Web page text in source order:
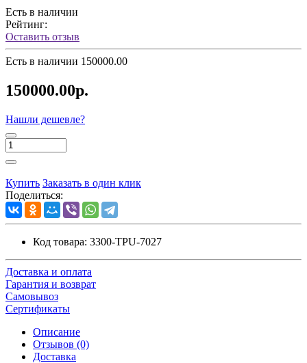
Есть в наличии
Рейтинг:
Оставить отзыв
Есть в наличии 150000.00
150000.00р.
Нашли дешевле?
Купить Заказать в один клик
Поделиться:
Код товара: 3300-TPU-7027
Доставка и оплата
Гарантия и возврат
Самовывоз
Сертификаты
Описание
Отзывов (0)
Доставка